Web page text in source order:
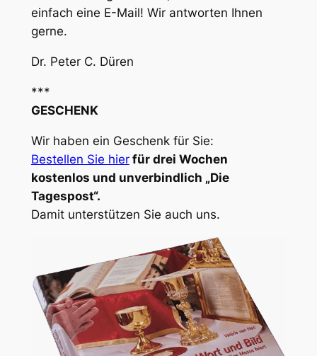
einfach eine E-Mail! Wir antworten Ihnen
gerne.
Dr. Peter C. Düren
***
GESCHENK
Wir haben ein Geschenk für Sie:
Bestellen Sie hier für drei Wochen
kostenlos und unverbindlich „Die
Tagespost“.
Damit unterstützen Sie auch uns.